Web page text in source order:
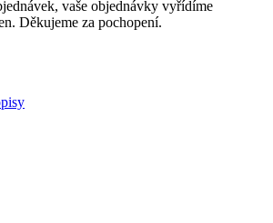
vaše objednávky vyřídíme
Děkujeme za pochopení.